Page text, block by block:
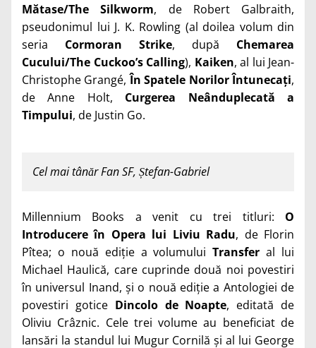
Mătase/The Silkworm, de Robert Galbraith,
pseudonimul lui J. K. Rowling (al doilea volum din
seria Cormoran Strike, după Chemarea
Cucului/The Cuckoo’s Calling), Kaiken, al lui Jean-
Christophe Grangé,În Spatele Norilor Întunecați,
deAnne Holt, Curgerea Neânduplecată a
Timpului, de Justin Go.
Cel mai tânăr Fan SF, Ștefan-Gabriel
Millennium Books a venit cu trei titluri: O
Introducere în Opera lui Liviu Radu, de Florin
Pîtea; o nouă ediție a volumuluiTransfer al lui
Michael Haulică, care cuprinde două noi povestiri
în universul Inand, și o nouă ediție a Antologiei de
povestiri gotice Dincolo de Noapte, editată de
Oliviu Crâznic. Cele trei volume au beneficiat de
lansări la standul lui Mugur Cornilă și al lui George